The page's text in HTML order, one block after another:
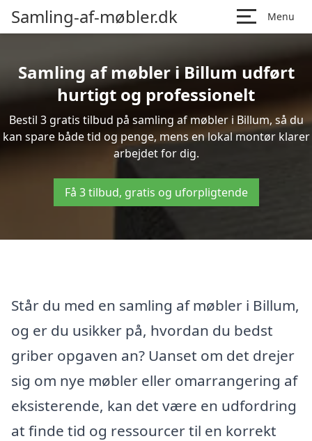
Samling-af-møbler.dk Menu
Samling af møbler i Billum udført
hurtigt og professionelt
Bestil 3 gratis tilbud på samling af møbler i Billum, så du
kan spare både tid og penge, mens en lokal montør klarer
arbejdet for dig.
Få 3 tilbud, gratis og uforpligtende
Står du med en samling af møbler i Billum,
og er du usikker på, hvordan du bedst
griber opgaven an? Uanset om det drejer
sig om nye møbler eller omarrangering af
eksisterende, kan det være en udfordring
at finde tid og ressourcer til en korrekt